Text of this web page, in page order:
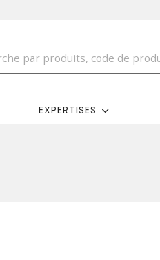
EXPERTISES